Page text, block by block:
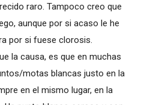
raro. Tampoco creo que
aunque por si acaso le he
por si fuese clorosis.
la causa, es que en muchas
motas blancas justo en la
en el mismo lugar, en la